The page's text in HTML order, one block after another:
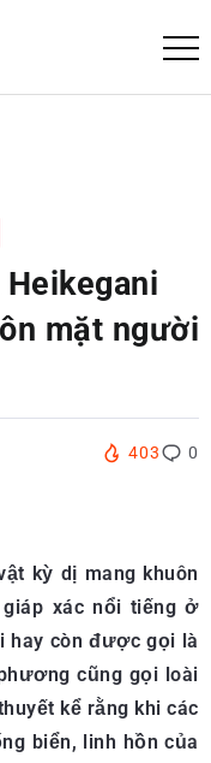
mặt người
403 0
kỳ dị mang khuôn
xác nổi tiếng ở
hay còn được gọi là
cũng gọi loài
kể rằng khi các
biển, linh hồn của